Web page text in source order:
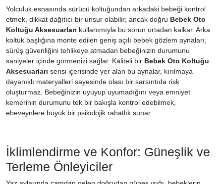
Yolculuk esnasında sürücü koltuğundan arkadaki bebeği kontrol
etmek, dikkat dağıtıcı bir unsur olabilir; ancak doğru Bebek Oto
Koltuğu Aksesuarları kullanımıyla bu sorun ortadan kalkar. Arka
koltuk başlığına monte edilen geniş açılı bebek gözlem aynaları,
sürüş güvenliğini tehlikeye atmadan bebeğinizin durumunu
saniyeler içinde görmenizi sağlar. Kaliteli bir Bebek Oto Koltuğu
Aksesuarları serisi içerisinde yer alan bu aynalar, kırılmaya
dayanıklı materyalleri sayesinde olası bir sarsıntıda risk
oluşturmaz. Bebeğinizin uyuyup uyumadığını veya emniyet
kemerinin durumunu tek bir bakışla kontrol edebilmek,
ebeveynlere büyük bir psikolojik rahatlık sunar.
İklimlendirme ve Konfor: Güneşlik ve
Terleme Önleyiciler